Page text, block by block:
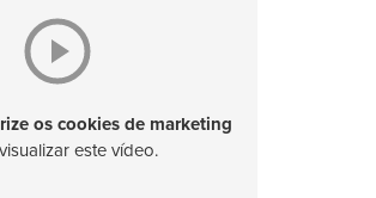
os cookies de marketing
este vídeo.